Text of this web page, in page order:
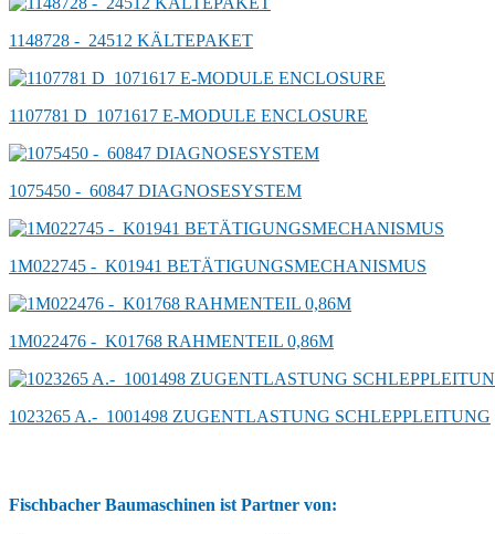
1148728 -_24512 KÄLTEPAKET
1107781 D_1071617 E-MODULE ENCLOSURE
1075450 -_60847 DIAGNOSESYSTEM
1M022745 -_K01941 BETÄTIGUNGSMECHANISMUS
1M022476 -_K01768 RAHMENTEIL 0,86M
1023265 A.-_1001498 ZUGENTLASTUNG SCHLEPPLEITUNG
Fischbacher Baumaschinen ist Partner von: